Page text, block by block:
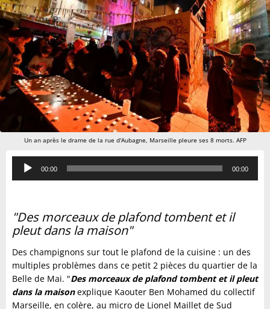
Un an après le drame de la rue d'Aubagne, Marseille pleure ses 8 morts. AFP
Lecteur
audio
00:00 00:00
"Des morceaux de plafond tombent et il
pleut dans la maison"
Des champignons sur tout le plafond de la cuisine : un des
multiples problèmes dans ce petit 2 pièces du quartier de la
Belle de Mai. "Des morceaux de plafond tombent et il pleut
dans la maisonexplique Kaouter Ben Mohamed du collectif
Marseille, en colère, au micro de Lionel Maillet de Sud